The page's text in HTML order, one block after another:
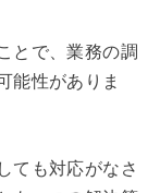
とで、業務の調
能性がありま
ても対応がなさ